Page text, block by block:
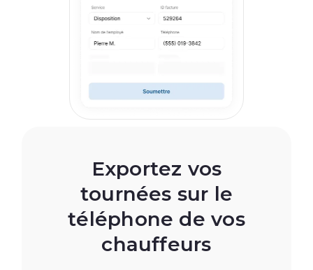
Exportez vos
tournées sur le
téléphone de vos
chauffeurs